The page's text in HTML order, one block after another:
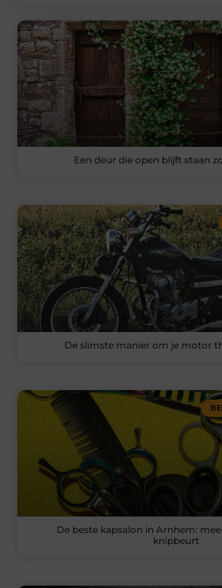
Een deur die open blijft staan
De slimste manier om je motor
De beste kapsalon in Arnhem:
knipbeurt